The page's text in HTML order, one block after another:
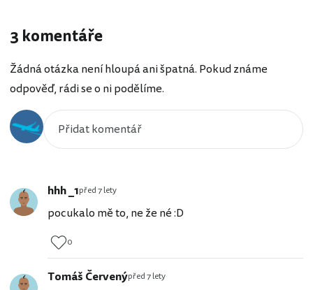
3 komentáře
Žádná otázka není hloupá ani špatná. Pokud známe
odpověď, rádi se o ni podělíme.
hhh _1před 7 lety
pocukalo mě to, ne že né :D
0
Tomáš Červenýpřed 7 lety